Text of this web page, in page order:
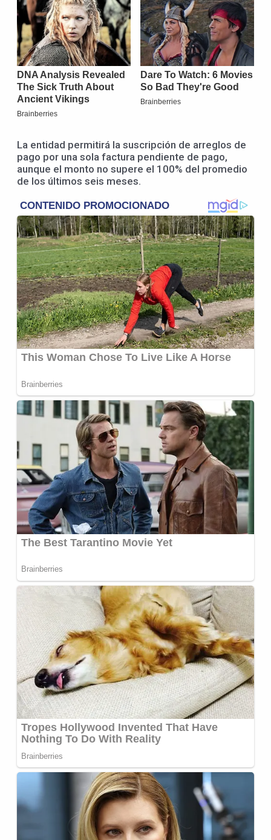
La entidad permitirá la suscripción de arreglos de
pago por una sola factura pendiente de pago,
aunque el monto no supere el 100% del promedio
de los últimos seis meses.